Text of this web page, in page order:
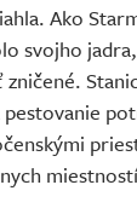
Ako
svojho